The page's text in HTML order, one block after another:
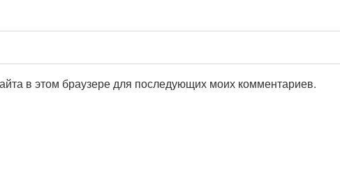
в этом браузере для последующих моих комментариев.